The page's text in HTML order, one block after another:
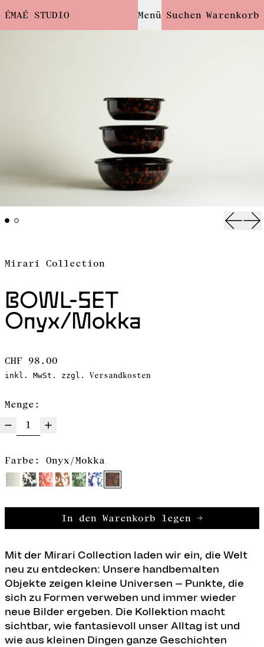
ÉMAÉ STUDIO Menü Suchen Warenkorb
Mirari Collection
BOWL-SET
Onyx/Mokka
Normaler Preis
CHF 98.00
inkl. MwSt. zzgl. Versandkosten
Menge:
Farbe: Onyx/Mokka
In den Warenkorb legen
Mit der Mirari Collection laden wir ein, die Welt
neu zu entdecken: Unsere handbemalten
Objekte zeigen kleine Universen – Punkte, die
sich zu Formen verweben und immer wieder
neue Bilder ergeben. Die Kollektion macht
sichtbar, wie fantasievoll unser Alltag ist und
wie aus kleinen Dingen ganze Geschichten